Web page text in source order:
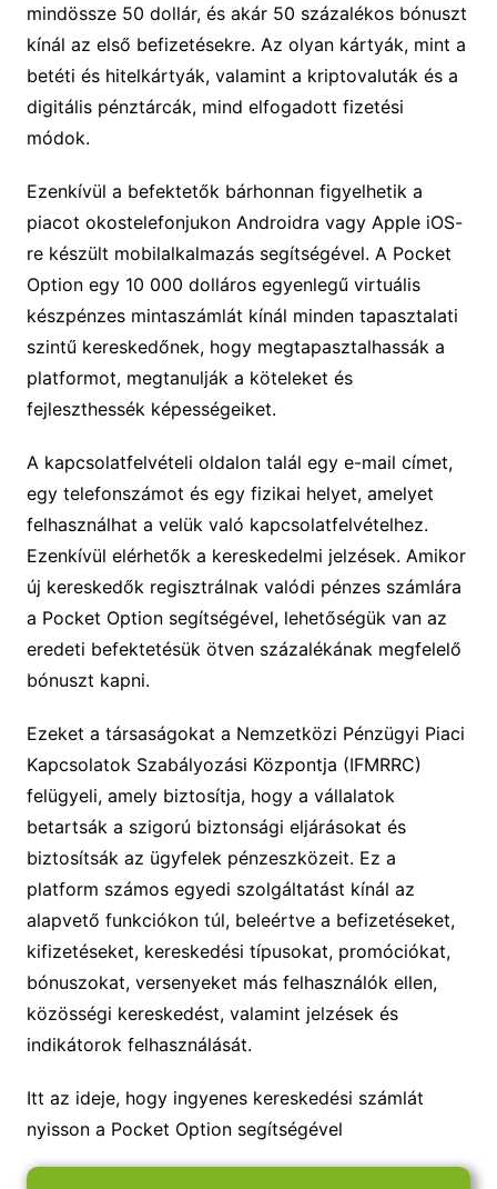
mindössze 50 dollár, és akár 50 százalékos bónuszt
kínál az első befizetésekre. Az olyan kártyák, mint a
betéti és hitelkártyák, valamint a kriptovaluták és a
digitális pénztárcák, mind elfogadott fizetési
módok.
Ezenkívül a befektetők bárhonnan figyelhetik a
piacot okostelefonjukon Androidra vagy Apple iOS-
re készült mobilalkalmazás segítségével. A Pocket
Option egy 10 000 dolláros egyenlegű virtuális
készpénzes mintaszámlát kínál minden tapasztalati
szintű kereskedőnek, hogy megtapasztalhassák a
platformot, megtanulják a köteleket és
fejleszthessék képességeiket.
A kapcsolatfelvételi oldalon talál egy e-mail címet,
egy telefonszámot és egy fizikai helyet, amelyet
felhasználhat a velük való kapcsolatfelvételhez.
Ezenkívül elérhetők a kereskedelmi jelzések. Amikor
új kereskedők regisztrálnak valódi pénzes számlára
a Pocket Option segítségével, lehetőségük van az
eredeti befektetésük ötven százalékának megfelelő
bónuszt kapni.
Ezeket a társaságokat a Nemzetközi Pénzügyi Piaci
Kapcsolatok Szabályozási Központja (IFMRRC)
felügyeli, amely biztosítja, hogy a vállalatok
betartsák a szigorú biztonsági eljárásokat és
biztosítsák az ügyfelek pénzeszközeit. Ez a
platform számos egyedi szolgáltatást kínál az
alapvető funkciókon túl, beleértve a befizetéseket,
kifizetéseket, kereskedési típusokat, promóciókat,
bónuszokat, versenyeket más felhasználók ellen,
közösségi kereskedést, valamint jelzések és
indikátorok felhasználását.
Itt az ideje, hogy ingyenes kereskedési számlát
nyisson a Pocket Option segítségével